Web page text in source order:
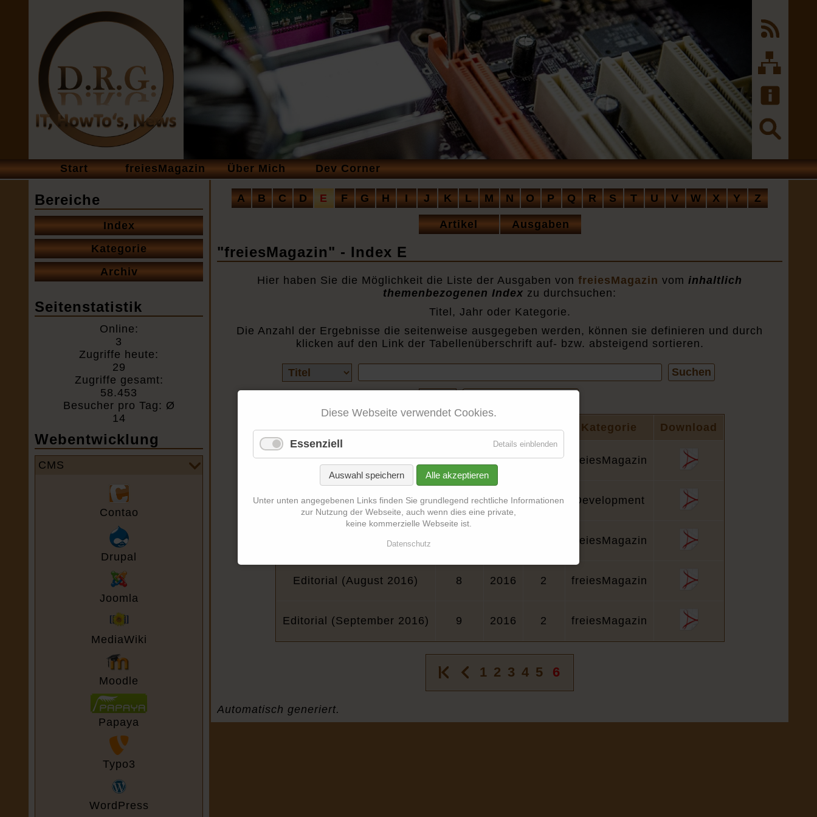
Navigation
überspringen
Start freiesMagazin Über Mich Dev Corner
Navigation
überspringen
A B C D E F G H I J K L M N O P Q R S T U V W X Y
Z
Navigation
überspringen
Artikel Ausgaben
"freiesMagazin" - Index E
Hier haben Sie die Möglichkeit die Liste der Ausgaben von freiesMagazin vom inhaltlich
themenbezogenen Index zu durchsuchen:
Titel, Jahr oder Kategorie.
Die Anzahl der Ergebnisse die seitenweise ausgegeben werden, können sie definieren und durch
klicken auf den Link der Tabellenüberschrift auf- bzw. absteigend sortieren.
Vorhandene
Felder
Suchen
Ergebnisse
Seite
Titel Monat Jahr Seite Kategorie Download
Editorial (Juni 2016) 6 2016 2 freiesMagazin
Vortasten mit Emacs-Lisp 7 2016 16 Development
Editorial (Juli 2016) freiesMagazin
Editorial (August 2016) 8 2016 2 freiesMagazin
Editorial (September 2016) 9 2016 2 freiesMagazin
1 2 3 4 5 6
Automatisch generiert.
Bereiche
Navigation
überspringen
Index
Kategorie
Archiv
Seitenstatistik
Online:
3
Zugriffe heute:
29
Zugriffe gesamt:
58.453
Besucher pro Tag: Ø
14
Webentwicklung
CMS
Contao
Drupal
Joomla
MediaWiki
Moodle
Papaya
Typo3
WordPress
Diese Webseite verwendet Cookies.
Essenziell Details einblenden
Auswahl speichern Alle akzeptieren
Unter unten angegebenen Links finden Sie grundlegend rechtliche Informationen
zur Nutzung der Webseite, auch wenn dies eine private,
keine kommerzielle Webseite ist.
Datenschutz